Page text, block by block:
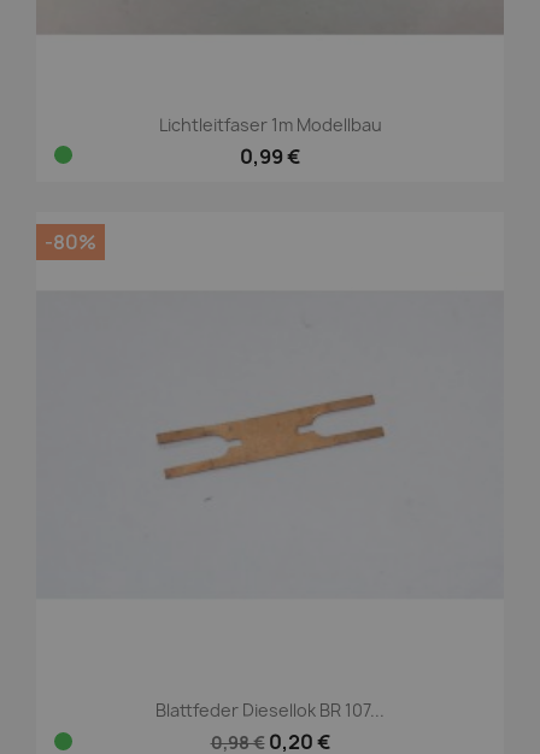
Lichtleitfaser 1m Modellbau
0,99 €
Blattfeder Diesellok BR 107...
0,98 € 0,20 €
-80%